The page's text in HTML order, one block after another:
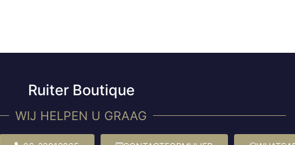
Ruiter Boutique
WIJ HELPEN U GRAAG